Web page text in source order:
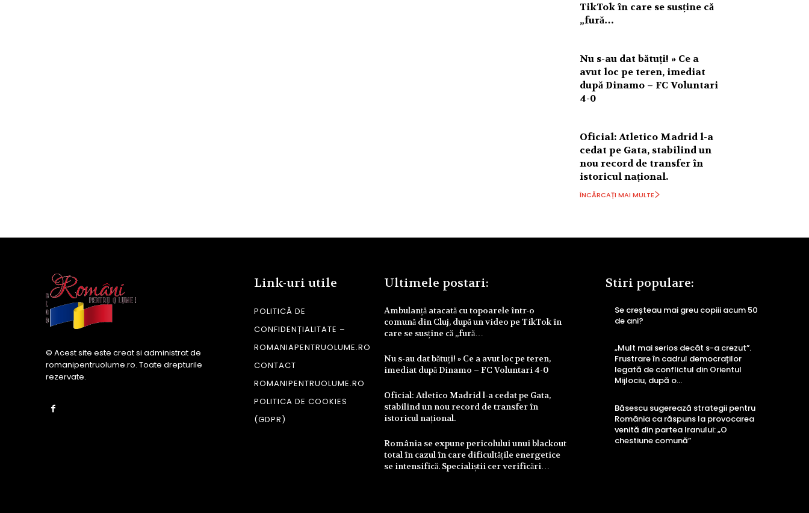
TikTok în care se susține că
„fură…
Nu s-au dat bătuți! » Ce a
avut loc pe teren, imediat
după Dinamo – FC Voluntari
4-0
Oficial: Atletico Madrid l-a
cedat pe Gata, stabilind un
nou record de transfer în
istoricul național.
ÎNCĂRCAȚI MAI MULTE
© Acest site este creat si administrat de
romanipentruolume.ro. Toate drepturile
rezervate.
Link-uri utile
POLITICĂ DE
CONFIDENȚIALITATE –
ROMANIAPENTRUOLUME.RO
CONTACT
ROMANIPENTRUOLUME.RO
POLITICA DE COOKIES
(GDPR)
Ultimele postari:
Ambulanță atacată cu topoarele într-o
comună din Cluj, după un video pe TikTok în
care se susține că „fură…
Nu s-au dat bătuți! » Ce a avut loc pe teren,
imediat după Dinamo – FC Voluntari 4-0
Oficial: Atletico Madrid l-a cedat pe Gata,
stabilind un nou record de transfer în
istoricul național.
România se expune pericolului unui blackout
total în cazul în care dificultățile energetice
se intensifică. Specialiștii cer verificări…
Stiri populare:
Se creșteau mai greu copiii acum 50
de ani?
„Mult mai serios decât s-a crezut”.
Frustrare în cadrul democraților
legată de conflictul din Orientul
Mijlociu, după o…
Băsescu sugerează strategii pentru
România ca răspuns la provocarea
venită din partea Iranului: „O
chestiune comună”